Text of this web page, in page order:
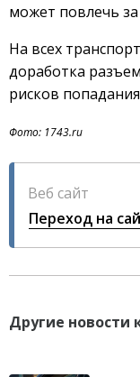
может повлечь
На всех
доработка
рисков
Фото: 1743.ru
Веб сайт
Переход на
Другие новости